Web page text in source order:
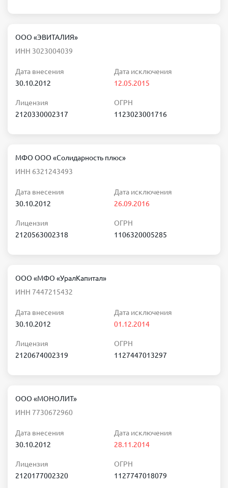
ООО «ЭВИТАЛИЯ»
ИНН 3023004039
Дата внесения
30.10.2012
Дата исключения
12.05.2015
Лицензия
2120330002317
ОГРН
1123023001716
МФО ООО «Солидарность плюс»
ИНН 6321243493
Дата внесения
30.10.2012
Дата исключения
26.09.2016
Лицензия
2120563002318
ОГРН
1106320005285
ООО «МФО «УралКапитал»
ИНН 7447215432
Дата внесения
30.10.2012
Дата исключения
01.12.2014
Лицензия
2120674002319
ОГРН
1127447013297
ООО «МОНОЛИТ»
ИНН 7730672960
Дата внесения
30.10.2012
Дата исключения
28.11.2014
Лицензия
2120177002320
ОГРН
1127747018079